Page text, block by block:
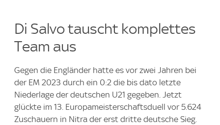
Di Salvo tauscht komplettes
Team aus
Gegen die Engländer hatte es vor zwei Jahren bei
der EM 2023 durch ein 0:2 die bis dato letzte
Niederlage der deutschen U21 gegeben. Jetzt
glückte im 13. Europameisterschaftsduell vor 5.624
Zuschauern in Nitra der erst dritte deutsche Sieg.